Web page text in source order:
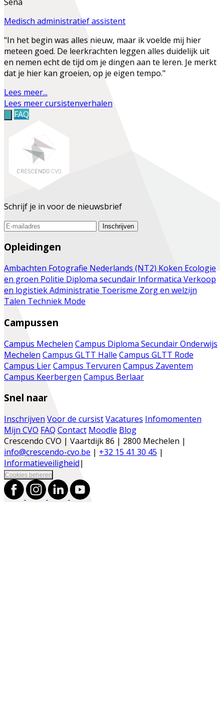
Medisch administratief assistent
"In het begin was alles nieuw, maar ik voelde mij hier
meteen goed. De leerkrachten leggen alles duidelijk uit
en nemen echt de tijd om je dingen aan te leren. Je merkt
dat je hier kan groeien, op je eigen tempo."
Lees meer...
Lees meer cursistenverhalen
FAQ
Schrijf je in voor de nieuwsbrief
Inschrijven
Opleidingen
Ambachten Fotografie Nederlands (NT2) Koken Ecologie
en groen Politie Diploma secundair Informatica Verkoop
en logistiekAdministratie Toerisme Zorg en welzijn
Talen Techniek Mode
Campussen
Campus Mechelen Campus Diploma Secundair Onderwijs
Mechelen Campus GLTT Halle Campus GLTT Rode
Campus LierCampus Tervuren Campus Zaventem
Campus Keerbergen Campus Berlaar
Snel naar
Inschrijven Voor de cursistVacatures Infomomenten
Mijn CVO FAQ Contact Moodle Blog
Crescendo CVO | Vaartdijk 86 | 2800 Mechelen |
info@crescendo-cvo.be | +32 15 41 30 45 |
Informatieveiligheid|
Cookies beheren